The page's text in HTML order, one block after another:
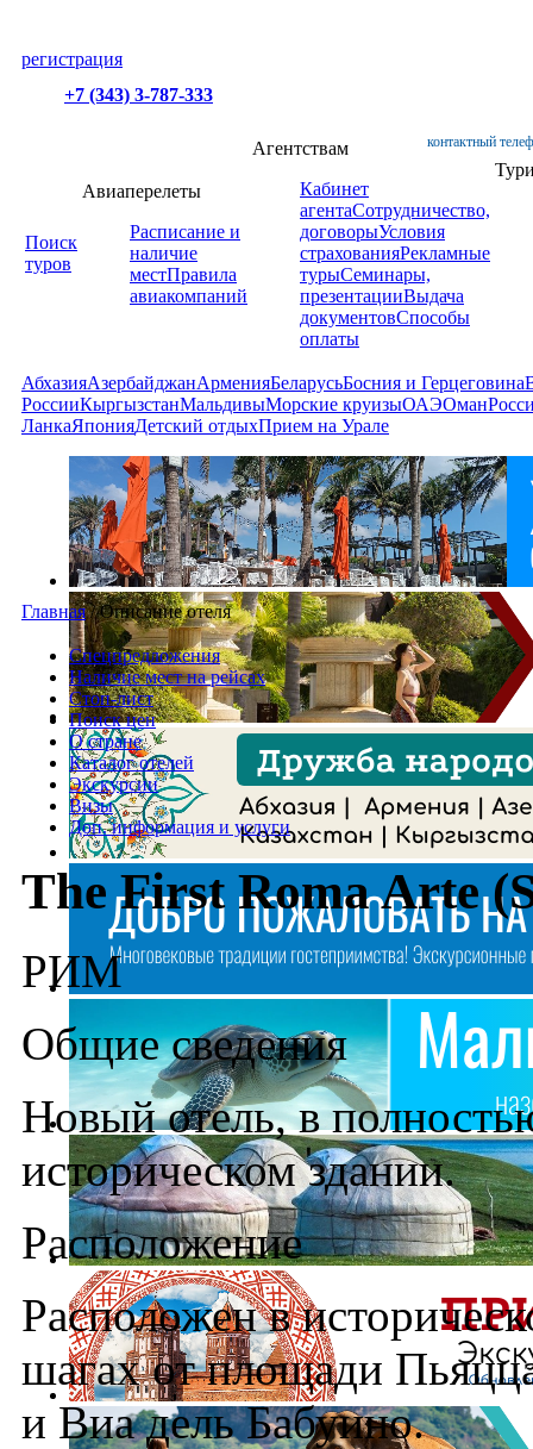
регистрация
+7 (343) 3-787-333
контактный
Поиск
туров
Авиаперелеты
Расписание и
наличие
местПравила
авиакомпаний
Агентствам
Кабинет
агентаСотрудничество,
договорыУсловия
страхованияРекламные
турыСеминары,
презентацииВыдача
документовСпособы
оплаты
АбхазияАзербайджанАрменияБеларусьБосния и Герцеговина
РоссииКыргызстанМальдивыМорские круизыОАЭОман
ЛанкаЯпонияДетский отдыхПрием на Урале
Главная /Описание отеля
Спецпредложения
Наличие мест на рейсах
Стоп-лист
Поиск цен
О стране
Каталог отелей
Экскурсии
Визы
Доп. информация и услуги
The First Roma Arte
РИМ
Общие сведения
Новый отель, в
историческом здании.
Расположение
Расположен в
шагах от площади
и Виа дель Бабуино.